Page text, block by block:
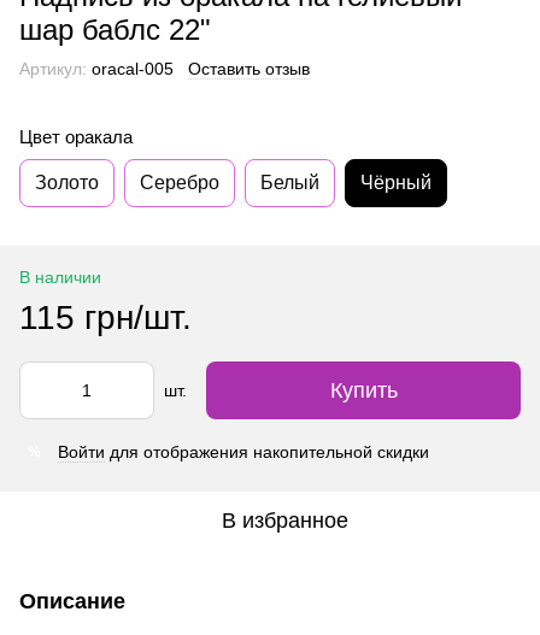
шар баблс 22"
Артикул: oracal-005 Оставить отзыв
Цвет оракала
Золото Серебро Белый Чёрный
В наличии
115 грн/шт.
шт. Купить
Войти для отображения накопительной скидки
В избранное
Описание